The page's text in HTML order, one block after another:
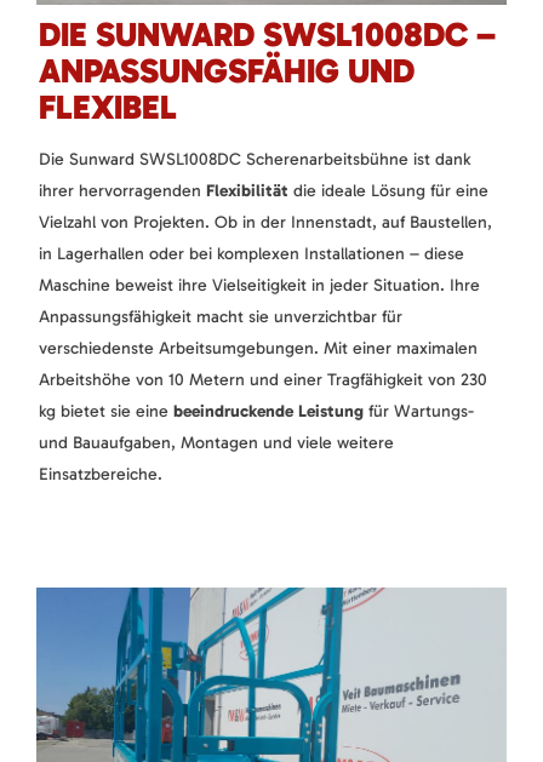
DIE SUNWARD SWSL1008DC –
ANPASSUNGSFÄHIG UND
FLEXIBEL
Die Sunward SWSL1008DC Scherenarbeitsbühne ist dank
ihrer hervorragenden Flexibilität die ideale Lösung für eine
Vielzahl von Projekten. Ob in der Innenstadt, auf Baustellen,
in Lagerhallen oder bei komplexen Installationen – diese
Maschine beweist ihre Vielseitigkeit in jeder Situation. Ihre
Anpassungsfähigkeit macht sie unverzichtbar für
verschiedenste Arbeitsumgebungen. Mit einer maximalen
Arbeitshöhe von 10 Metern und einer Tragfähigkeit von 230
kg bietet sie eine beeindruckende Leistung für Wartungs-
und Bauaufgaben, Montagen und viele weitere
Einsatzbereiche.